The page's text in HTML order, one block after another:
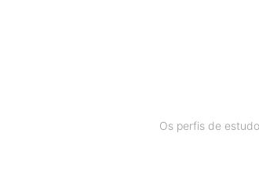
Os perfis de